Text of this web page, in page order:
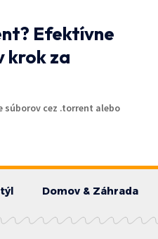
Efektívne
krok za
súborov cez .torrent alebo
Domov & Záhrada